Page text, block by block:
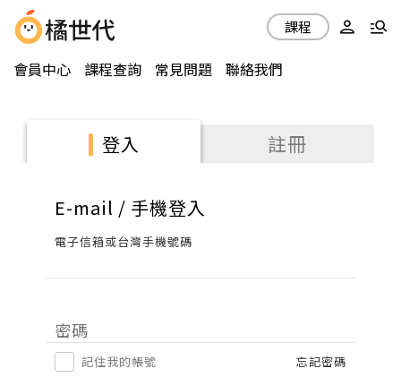
會員中心 課程查詢 常見問題 聯絡我們
課程
登入 註冊
E-mail / 手機登入
電子信箱或台灣手機號碼
密碼
記住我的帳號
忘記密碼